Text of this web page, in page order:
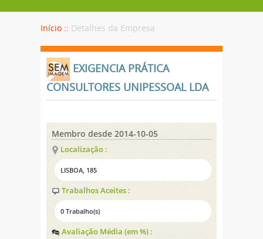
Início :: Detalhes da Empresa
EXIGENCIA PRÁTICA
CONSULTORES UNIPESSOAL LDA
Membro desde 2014-10-05
Localização :
LISBOA, 185
Trabalhos Aceites :
0 Trabalho(s)
Avaliação Média (em %) :